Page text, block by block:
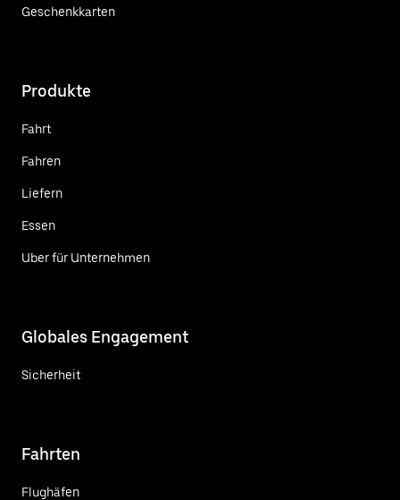
Geschenkkarten
Produkte
Fahrt
Fahren
Liefern
Essen
Uber für Unternehmen
Globales Engagement
Sicherheit
Fahrten
Flughäfen